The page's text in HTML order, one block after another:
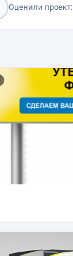
Оценили проект: